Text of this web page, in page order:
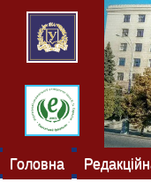
Головна